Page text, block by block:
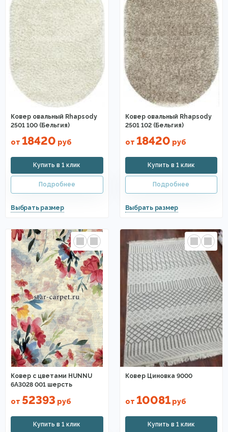
Ковер овальный Rhapsody
2501 100 (Бельгия)
от 18420 руб
Ковер овальный Rhapsody
2501 102 (Бельгия)
от 18420 руб
Ковер с цветами HUNNU
6A3028 001 шерсть
от 52393 руб
Ковер Циновка 9000
от 10081руб